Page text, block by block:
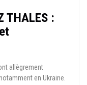
THALES :
allègrement
en Ukraine.